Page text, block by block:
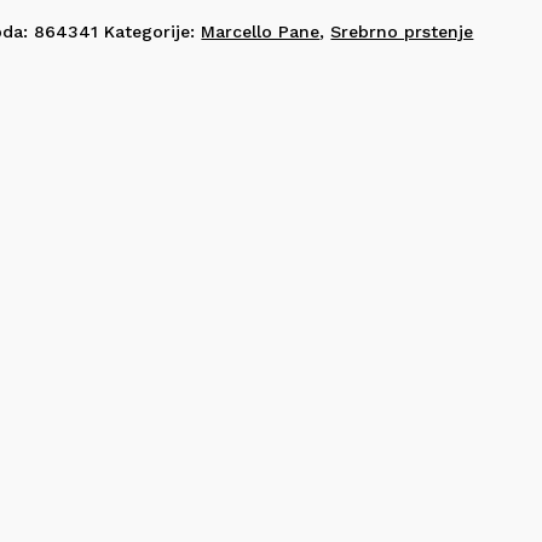
864341 Kategorije: Marcello Pane,Srebrno prstenje